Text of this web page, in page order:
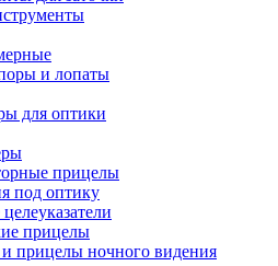
и лопаты
для оптики
прицелы
под оптику
прицелы
прицелы ночного видения